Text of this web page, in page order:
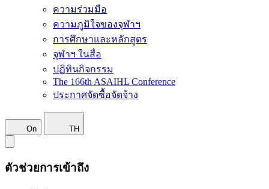
ความร่วมมือ
ความภูมิใจของจุฬาฯ
การศึกษาและหลักสูตร
จุฬาฯ ในสื่อ
ปฏิทินกิจกรรม
The 166th ASAIHL Conference
ประกาศจัดซื้อจัดจ้าง
On TH
ตัวช่วยการเข้าถึง